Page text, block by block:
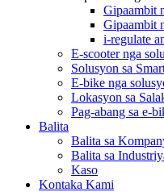
Gipaambit
Gipaambit
i-regulate
E-scooter nga
Solusyon sa
E-bike nga
Lokasyon sa
Pag-abang sa e-
Balita
Balita sa
Balita sa
Kaso
Kontaka Kami